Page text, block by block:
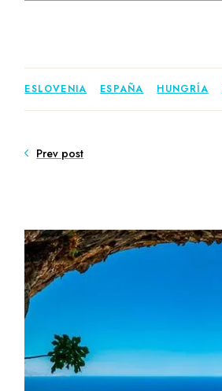
ESLOVENIA ESPAÑA HUNGRÍA
Prev post